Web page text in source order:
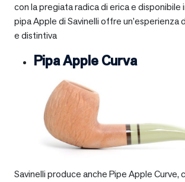
con la pregiata radica di erica e disponibile
pipa Apple di Savinelli offre un’esperienza
e distintiva
Pipa Apple Curva
Savinelli produce anche Pipe Apple Curve,